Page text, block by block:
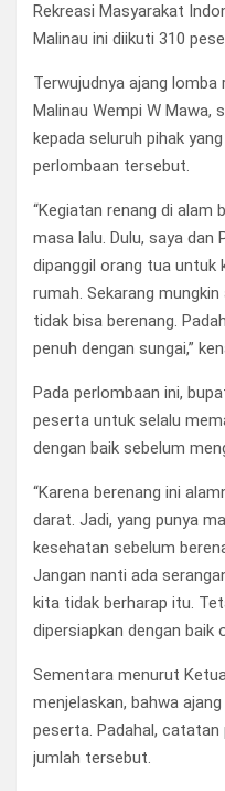
Rekreasi Masyarakat
Malinau ini diikuti 310
Terwujudnya ajang
Malinau Wempi W Mawa,
kepada seluruh pihak
perlombaan tersebut.
“Kegiatan renang di alam
masa lalu. Dulu, saya dan
dipanggil orang tua untuk
rumah. Sekarang
tidak bisa berenang.
penuh dengan sungai,”
Pada perlombaan ini,
peserta untuk selalu
dengan baik sebelum
“Karena berenang ini
darat. Jadi, yang punya
kesehatan sebelum
Jangan nanti ada
kita tidak berharap itu.
dipersiapkan dengan baik
Sementara menurut
menjelaskan, bahwa
peserta. Padahal,
jumlah tersebut.